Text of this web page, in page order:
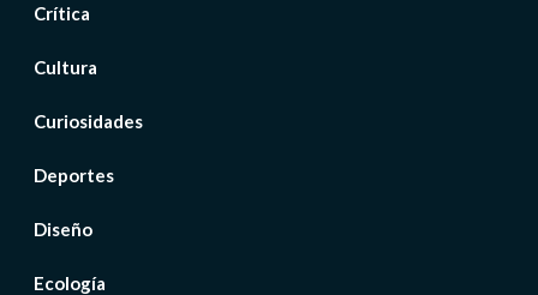
Crítica
Cultura
Curiosidades
Deportes
Diseño
Ecología